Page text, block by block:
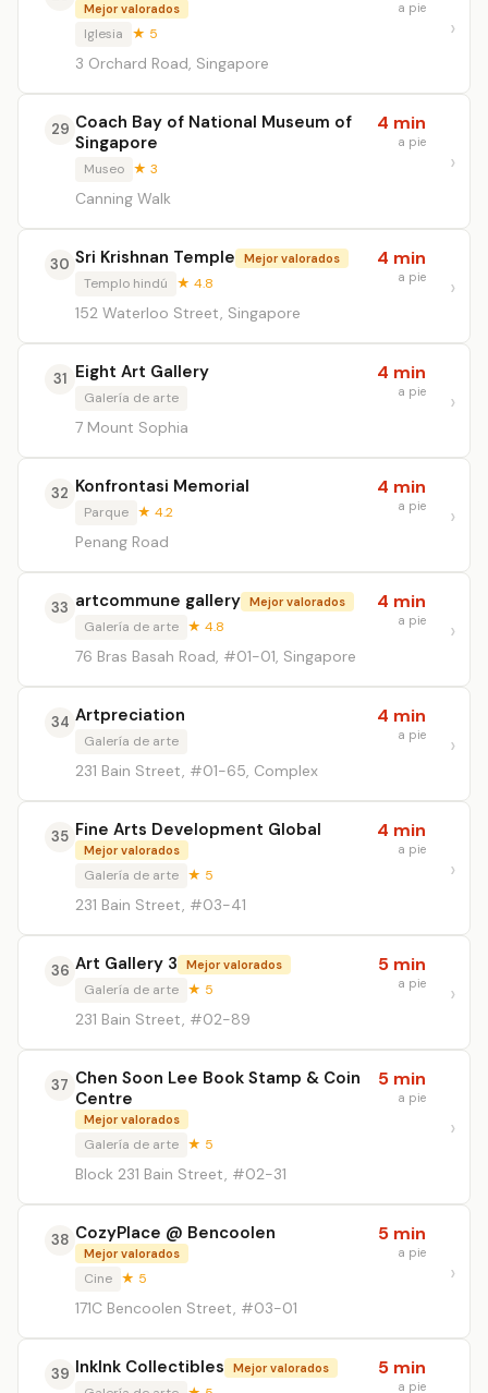
Mejor valorados
Iglesia ★ 5
3 Orchard Road, Singapore
a pie
29 Coach Bay of National Museum of
Singapore
Museo ★ 3
Canning Walk
4 min
a pie
30 Sri Krishnan Temple Mejor valorados
Templo hindú ★ 4.8
152 Waterloo Street, Singapore
4 min
a pie
31 Eight Art Gallery
Galería de arte
7 Mount Sophia
4 min
a pie
32 Konfrontasi Memorial
Parque ★ 4.2
Penang Road
4 min
a pie
33 artcommune gallery Mejor valorados
Galería de arte ★ 4.8
76 Bras Basah Road, #01-01, Singapore
4 min
a pie
34 Artpreciation
Galería de arte
231 Bain Street, #01-65, Complex
4 min
a pie
35 Fine Arts Development Global
Mejor valorados
Galería de arte ★ 5
231 Bain Street, #03-41
4 min
a pie
36 Art Gallery 3 Mejor valorados
Galería de arte ★ 5
231 Bain Street, #02-89
5 min
a pie
37 Chen Soon Lee Book Stamp & Coin
Centre
Mejor valorados
Galería de arte ★ 5
Block 231 Bain Street, #02-31
5 min
a pie
38 CozyPlace @ Bencoolen
Mejor valorados
Cine ★ 5
171C Bencoolen Street, #03-01
5 min
a pie
39 InkInk Collectibles Mejor valorados 5 min
a pie